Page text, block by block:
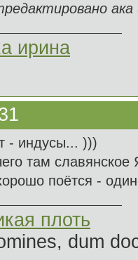
ака
ирина
- индусы... )))
там
поётся -
плоть
dum